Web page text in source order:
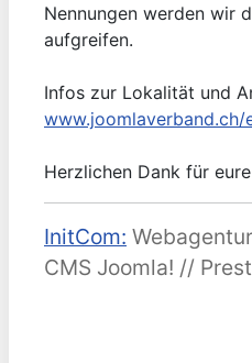
Nennungen werden wir
aufgreifen.
Infos zur Lokalität und
www.joomlaverband.ch/
Herzlichen Dank für
InitCom:
CMS Joomla! //